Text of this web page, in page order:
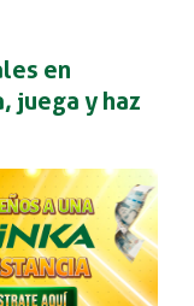
en
juega y haz